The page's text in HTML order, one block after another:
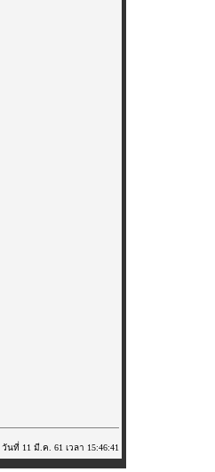
, วันที่ 11 มี.ค. 61 เวลา 15:46:41